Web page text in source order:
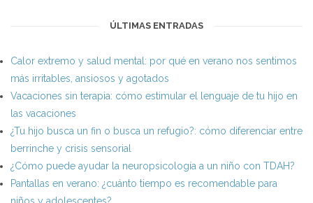
ÚLTIMAS ENTRADAS
Calor extremo y salud mental: por qué en verano nos sentimos
más irritables, ansiosos y agotados
Vacaciones sin terapia: cómo estimular el lenguaje de tu hijo en
las vacaciones
¿Tu hijo busca un fin o busca un refugio?: cómo diferenciar entre
berrinche y crisis sensorial
¿Cómo puede ayudar la neuropsicología a un niño con TDAH?
Pantallas en verano: ¿cuánto tiempo es recomendable para
niños y adolescentes?